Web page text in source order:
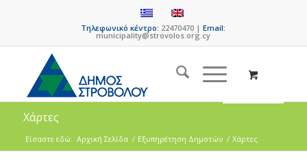
Τηλεφωνικό κέντρο: 22470470 |Email:
municipality@strovolos.org.cy
Χάρτες
Είσαστε εδώ: Αρχική Σελίδα / Εξυπηρέτηση Δημοτών / Χάρτες